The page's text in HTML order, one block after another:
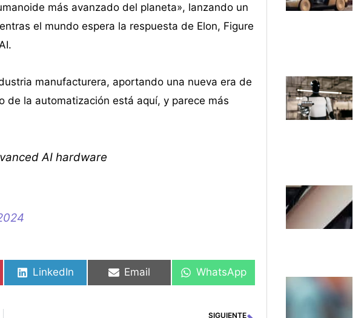
más avanzado del planeta», lanzando un
el mundo espera la respuesta de Elon, Figure
manufacturera, aportando una nueva era de
la automatización está aquí, y parece más
AI hardware
LinkedIn Email WhatsApp
SIGUIENTE